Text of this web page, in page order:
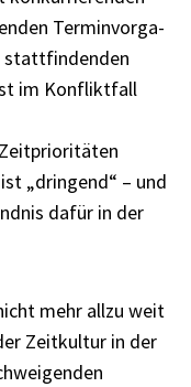
Termin­vor­ga­
statt­fin­den­den
im Konflikt­fall
„drin­gend“ – und
dafür in der
mehr allzu weit
Zeit­kul­tur in der